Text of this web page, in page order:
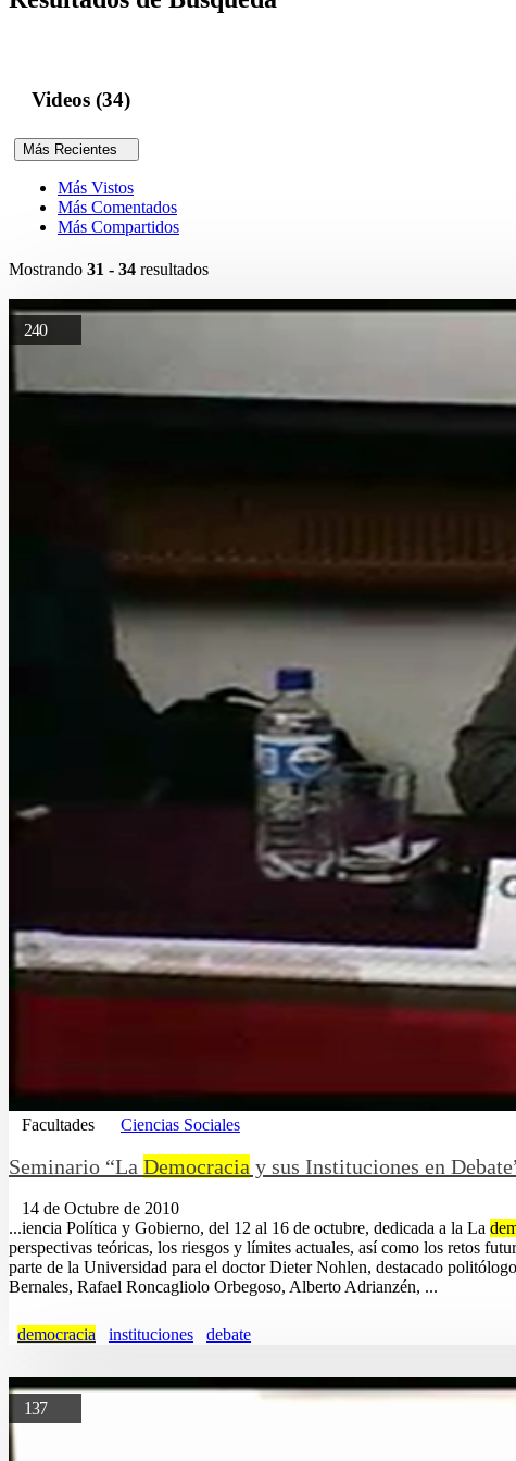
Videos (34)
Más Recientes
Más Vistos
Más Comentados
Más Compartidos
Mostrando 31 - 34 resultados
240
Facultades Ciencias Sociales
Seminario “La Democracia y sus Instituciones en
14 de Octubre de 2010
...iencia Política y Gobierno, del 12 al 16 de octubre, dedicada a la La
perspectivas teóricas, los riesgos y límites actuales, así como los retos
parte de la Universidad para el doctor Dieter Nohlen, destacado
Bernales, Rafael Roncagliolo Orbegoso, Alberto Adrianzén, ...
democracia instituciones debate
137